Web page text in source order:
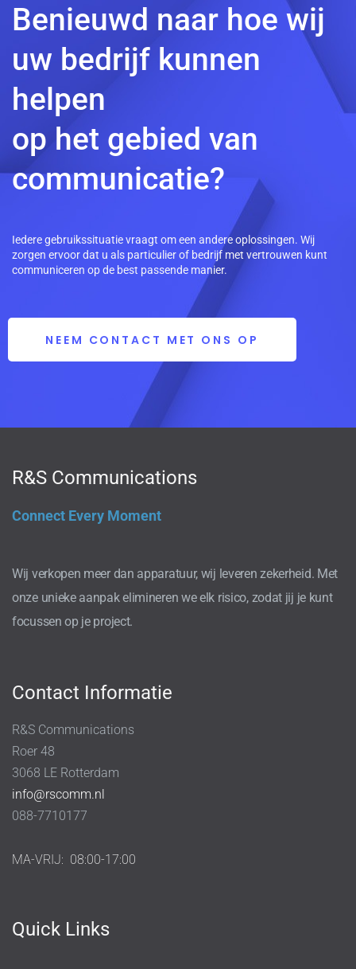
Benieuwd naar hoe wij
uw bedrijf kunnen
helpen
op het gebied van
communicatie?
Iedere gebruikssituatie vraagt om een andere oplossingen. Wij
zorgen ervoor dat u als particulier of bedrijf met vertrouwen kunt
communiceren op de best passende manier.
NEEM CONTACT MET ONS OP
R&S Communications
Connect Every Moment
Wij verkopen meer dan apparatuur, wij leveren zekerheid. Met
onze unieke aanpak elimineren we elk risico, zodat jij je kunt
focussen op je project.
Contact Informatie
R&S Communications
Roer 48
3068 LE Rotterdam
info@rscomm.nl
088-7710177
MA-VRIJ: 08:00-17:00
Quick Links